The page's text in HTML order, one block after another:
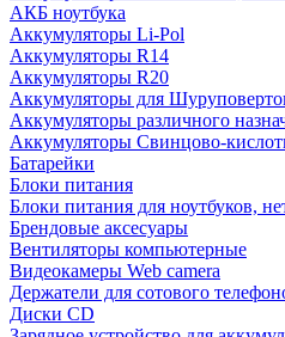
АКБ ноутбука
Аккумуляторы Li-Pol
Аккумуляторы R14
Аккумуляторы R20
Аккумуляторы для
Аккумуляторы различного
Аккумуляторы Свинцово-
Батарейки
Блоки питания
Блоки питания для ноутбуков,
Брендовые аксесуары
Вентиляторы компьютерные
Видеокамеры Web camera
Держатели для сотового
Диски CD